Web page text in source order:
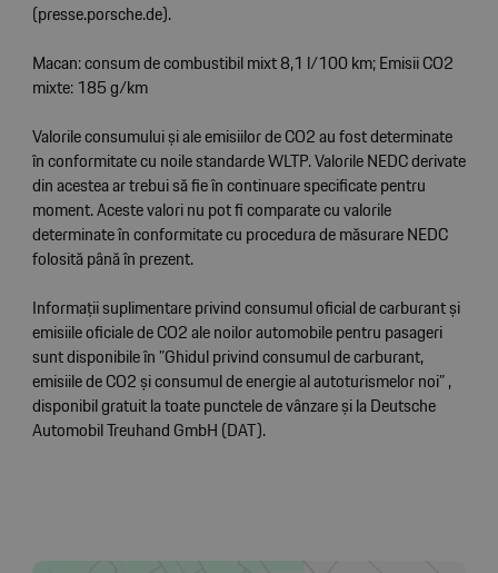
(presse.porsche.de).
Macan: consum de combustibil mixt 8,1 l/100 km; Emisii CO2
mixte: 185 g/km
Valorile consumului și ale emisiilor de CO2 au fost determinate
în conformitate cu noile standarde WLTP. Valorile NEDC derivate
din acestea ar trebui să fie în continuare specificate pentru
moment. Aceste valori nu pot fi comparate cu valorile
determinate în conformitate cu procedura de măsurare NEDC
folosită până în prezent.
Informații suplimentare privind consumul oficial de carburant și
emisiile oficiale de CO2 ale noilor automobile pentru pasageri
sunt disponibile în ”Ghidul privind consumul de carburant,
emisiile de CO2 și consumul de energie al autoturismelor noi” ,
disponibil gratuit la toate punctele de vânzare și la Deutsche
Automobil Treuhand GmbH (DAT).